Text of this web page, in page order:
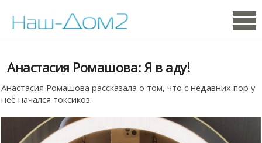
Анастасия Ромашова: Я в аду!
Анастасия Ромашова рассказала о том, что с недавних пор у
неё начался токсикоз.